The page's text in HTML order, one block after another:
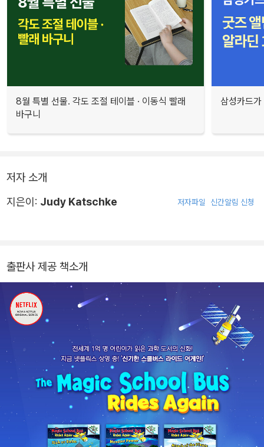
8월 특별 선물. 각도 조절 테이블 · 이동식 빨래
바구니
삼성카드
저자 소개
지은이: Judy Katschke 저자파일 신간알림 신청
출판사 제공 책소개